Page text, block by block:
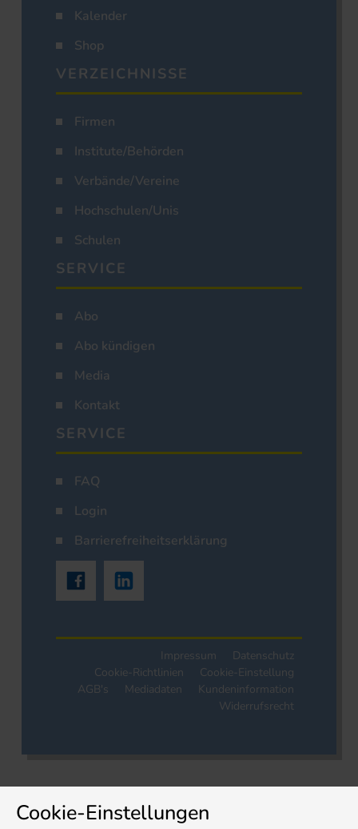
Kalender
Shop
VERZEICHNISSE
Firmen
Institute/Behörden
Verbände/Vereine
Hochschulen/Unis
Schulen
SERVICE
Abo
Abo kündigen
Media
Kontakt
SERVICE
FAQ
Login
Barrierefreiheitserklärung
Impressum
Datenschutz
Cookie-Richtlinien
Cookie-Einstellung
AGB's
Mediadaten
Kundeninformation
Widerrufsrecht
Cookie-Einstellungen